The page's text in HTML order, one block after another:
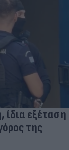
ίδια εξέταση
της